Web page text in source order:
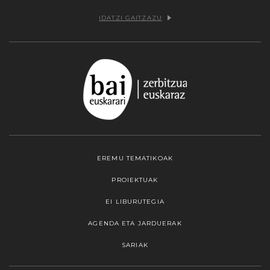
IDATZI GAITZAZU
EREMU TEMATIKOAK
PROIEKTUAK
EI LIBURUTEGIA
AGENDA ETA JARDUERAK
SARIAK